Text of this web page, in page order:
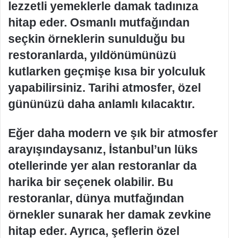
lezzetli yemeklerle damak tadınıza
hitap eder. Osmanlı mutfağından
seçkin örneklerin sunulduğu bu
restoranlarda, yıldönümünüzü
kutlarken geçmişe kısa bir yolculuk
yapabilirsiniz. Tarihi atmosfer, özel
gününüzü daha anlamlı kılacaktır.
Eğer daha modern ve şık bir atmosfer
arayışındaysanız, İstanbul’un lüks
otellerinde yer alan restoranlar da
harika bir seçenek olabilir. Bu
restoranlar, dünya mutfağından
örnekler sunarak her damak zevkine
hitap eder. Ayrıca, şeflerin özel